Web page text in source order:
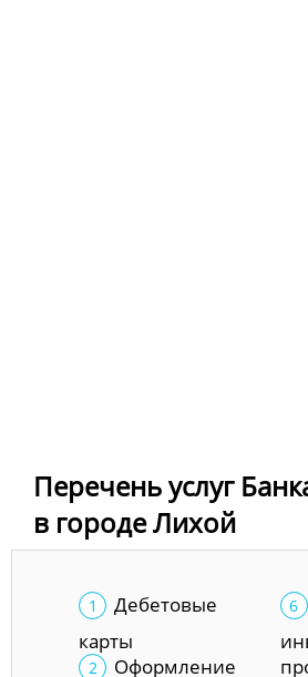
Перечень услуг
в городе Лихой
Дебетовые
карты
Оформление